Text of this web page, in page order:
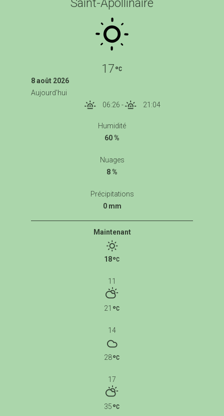
Saint-Apollinaire
17
8 août 2026
Aujourd'hui
06:26 - 21:04
Humidité
60 %
Nuages
8 %
Précipitations
0 mm
Maintenant
18
11
21
14
28
17
35